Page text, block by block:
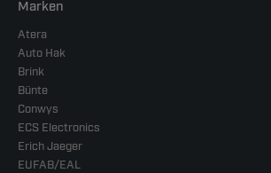
Marken
Atera
Auto Hak
Brink
Bünte
Conwys
ECS Electronics
Erich Jaeger
EUFAB/EAL